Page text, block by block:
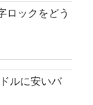
ロックをどう
ルに安いバ